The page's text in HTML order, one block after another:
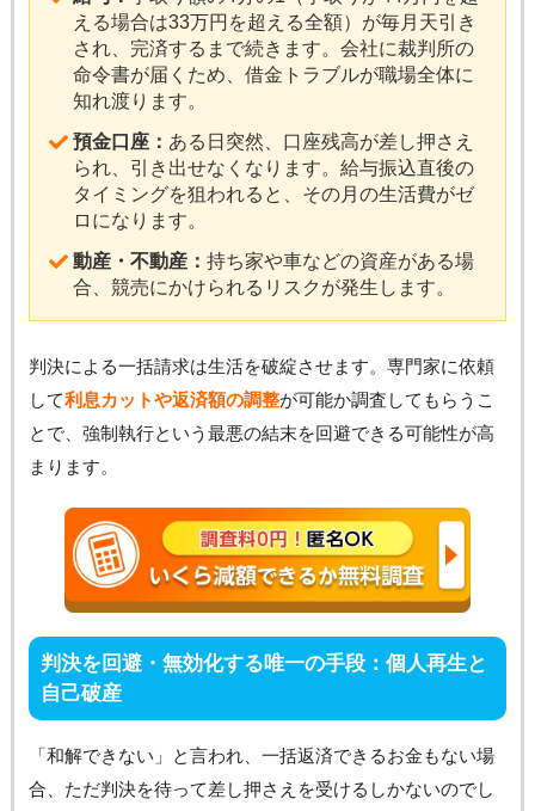
える場合は33万円を超える全額）が毎月天引き
され、完済するまで続きます。会社に裁判所の
命令書が届くため、借金トラブルが職場全体に
知れ渡ります。
預金口座： ある日突然、口座残高が差し押さえ
られ、引き出せなくなります。給与振込直後の
タイミングを狙われると、その月の生活費がゼ
ロになります。
動産・不動産： 持ち家や車などの資産がある場
合、競売にかけられるリスクが発生します。
判決による一括請求は生活を破綻させます。専門家に依頼
して利息カットや返済額の調整が可能か調査してもらうこ
とで、強制執行という最悪の結末を回避できる可能性が高
まります。
判決を回避・無効化する唯一の手段：個人再生と
自己破産
「和解できない」と言われ、一括返済できるお金もない場
合、ただ判決を待って差し押さえを受けるしかないのでし